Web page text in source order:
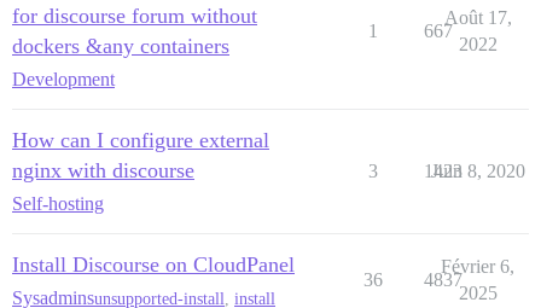
for discourse forum without
dockers &any containers
Development
1 667
Août 17,
2022
How can I configure external
nginx with discourse
Self-hosting
3 1423
Juin 8, 2020
Install Discourse on CloudPanel
Sysadminsunsupported-install install
36 4837
Février 6,
2025